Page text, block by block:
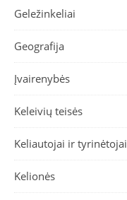
Geležinkeliai
Geografija
Įvairenybės
Keleivių teisės
Keliautojai ir tyrinėtojai
Kelionės